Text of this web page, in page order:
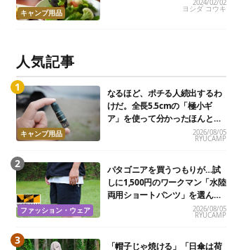
キャンプ用品
2024/02/02
ヨシダ コウキ
人気記事
キャンプ用品
なるほど、ポチる人続出するわ
けだ。全長5.5cmの「極小ギ
ア」を使って分かったほんとの
2026/08/05
RYUCAMP
ファッション・ウェア
パタゴニアを買うつもりが…試
しに1,500円のワークマン「水陸
両用ショートパンツ」を選んだ
2026/08/05
RYUCAMP
「帽子じゃ焼ける」「日傘は荷